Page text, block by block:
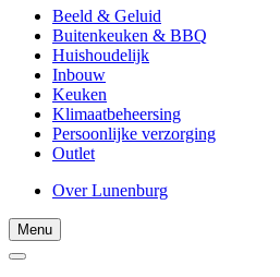
Beeld & Geluid
Buitenkeuken & BBQ
Huishoudelijk
Inbouw
Keuken
Klimaatbeheersing
Persoonlijke verzorging
Outlet
Over Lunenburg
Menu